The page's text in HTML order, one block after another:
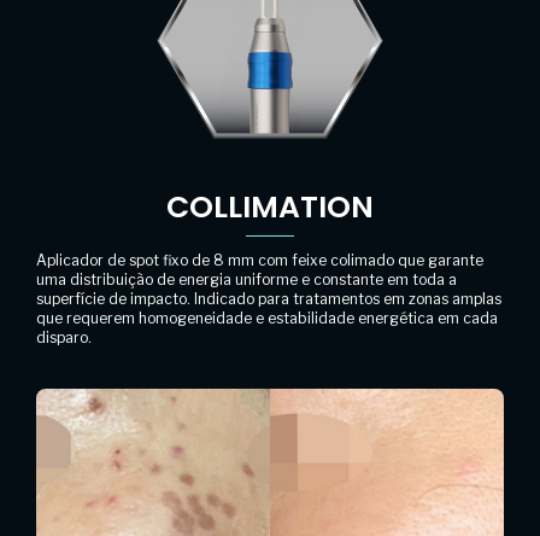
COLLIMATION
Aplicador de spot fixo de 8 mm com feixe colimado que garante
uma distribuição de energia uniforme e constante em toda a
superfície de impacto. Indicado para tratamentos em zonas amplas
que requerem homogeneidade e estabilidade energética em cada
disparo.